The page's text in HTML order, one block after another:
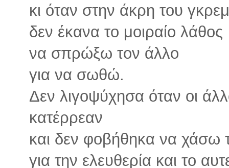
κι όταν στην άκρη του
δεν έκανα το μοιραίο λάθος
να σπρώξω τον άλλο
για να σωθώ.
Δεν λιγοψύχησα όταν οι
κατέρρεαν
και δεν φοβήθηκα να χάσω
για την ελευθερία και το